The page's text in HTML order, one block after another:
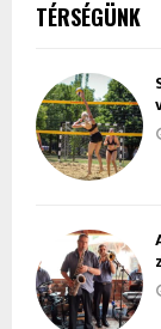
TÉRSÉGÜNK